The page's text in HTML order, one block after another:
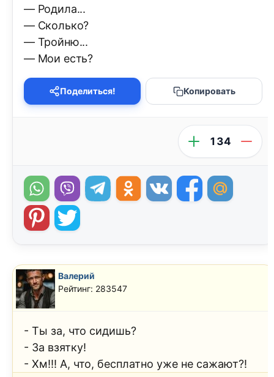
— Родила...
— Сколько?
— Тройню...
— Мои есть?
Поделиться! Копировать
134
Валерий
Рейтинг: 283547
- Ты за, что сидишь?
- За взятку!
- Хм!!! А, что, бесплатно уже не сажают?!